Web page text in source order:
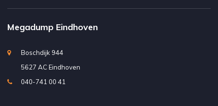
Megadump Eindhoven
Boschdijk 944
5627 AC Eindhoven
040-741 00 41